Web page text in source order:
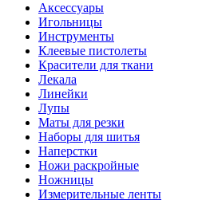
Аксессуары
Игольницы
Инструменты
Клеевые пистолеты
Красители для ткани
Лекала
Линейки
Лупы
Маты для резки
Наборы для шитья
Наперстки
Ножи раскройные
Ножницы
Измерительные ленты